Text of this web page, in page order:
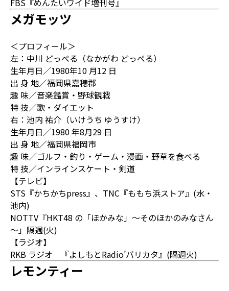
FBS『めんたいワイド増刊号』
メガモッツ
＜プロフィール＞
左：中川 どっぺる（なかがわ どっぺる）
生年月日／1980年10 月12 日
出 身 地／福岡県嘉穂郡
趣 味／音楽鑑賞・野球観戦
特 技／歌・ダイエット
右：池内 祐介（いけうち ゆうすけ）
生年月日／1980 年8月29 日
出 身 地／福岡県福岡市
趣 味／ゴルフ・釣り・ゲーム・漫画・野草を食べる
特 技／インラインスケート・剣道
【テレビ】
STS『かちかちpress』、TNC『ももち浜ストア』(水・
池内)
NOTTV『HKT48 の「ほかみな」～そのほかのみなさん
～」隔週(火)
【ラジオ】
RKB ラジオ 『よしもとRadio’バリカタ』(隔週火)
レモンティー